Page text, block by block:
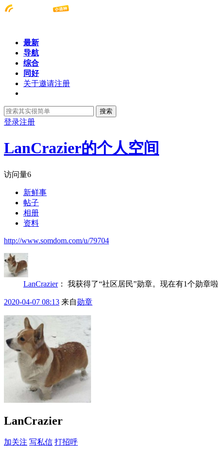
最新
导航
综合
同好
关于邀请注册
搜索
登录注册
LanCrazier的个人空间
访问量6
新鲜事
帖子
相册
资料
http://www.somdom.com/u/79704
LanCrazier： 我获得了“社区居民”勋章。现在有1个勋章
2020-04-07 08:13 来自勋章
LanCrazier
加关注 写私信 打招呼